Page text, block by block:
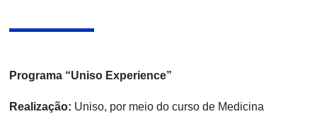
Programa “Uniso Experience”
Realização: Uniso, por meio do curso de Medicina